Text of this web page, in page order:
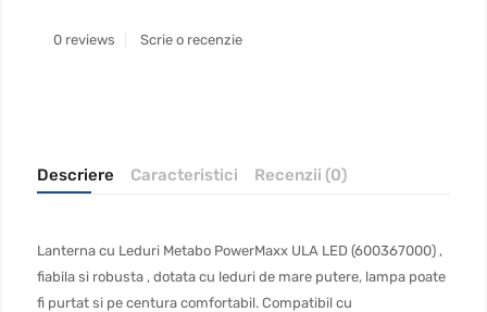
0 reviews Scrie o recenzie
Descriere Caracteristici Recenzii (0)
Lanterna cu Leduri Metabo PowerMaxx ULA LED (600367000) ,
fiabila si robusta , dotata cu leduri de mare putere, lampa poate
fi purtat si pe centura comfortabil. Compatibil cu